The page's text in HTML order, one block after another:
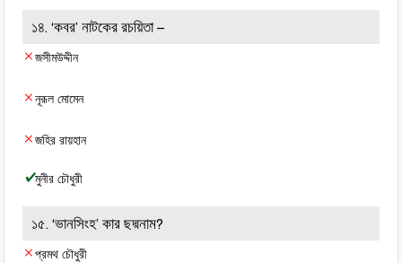
১৪. ‘কবর’ নাটকের রচয়িতা –
জসীমউদ্দীন
নূরূল মোমেন
জহির রায়হান
মুনীর চৌধুরী
১৫. ‘ভানসিংহ’ কার ছদ্মনাম?
প্রমথ চৌধুরী